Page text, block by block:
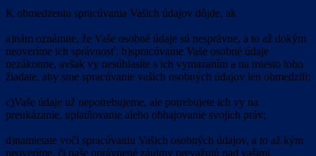
K obmedzeniu spracúvania Vašich údajov dôjde, ak
a)nám oznámite, že Vaše osobné údaje sú nesprávne, a to až dokým
neoveríme ich správnosť; b)spracúvame Vaše osobné údaje
nezákonne, avšak vy nesúhlasíte s ich vymazaním a na miesto toho
žiadate, aby sme spracúvanie vašich osobných údajov len obmedzili;
c)Vaše údaje už nepotrebujeme, ale potrebujete ich vy na
preukázanie, uplatňovanie alebo obhajovanie svojich práv;
d)namietate voči spracúvaniu Vašich osobných údajov, a to až kým
neoveríme, či naše oprávnené záujmy prevažujú nad vašimi